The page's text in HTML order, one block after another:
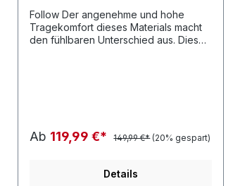
Follow Der angenehme und hohe
Tragekomfort dieses Materials macht
den fühlbaren Unterschied aus. Diese
Ab 119,99 €* 149,99 €* (20% gespart)
Details